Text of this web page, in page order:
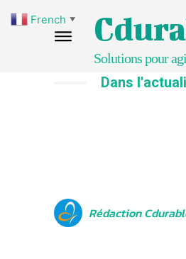
Solutions pour
Dans
Rédaction
French ▼